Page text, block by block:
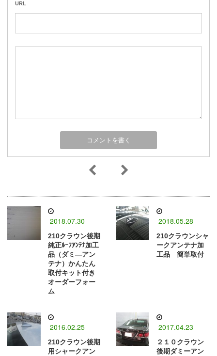
URL
2018.07.30
210クラウン後期
純正ﾙｰﾌｱﾝﾃﾅ加工
品（ダミ―アン
テナ）かんたん
取付キット付き
オーダーフォー
ム
2018.05.28
210クラウンシャ
ークアンテナ加
工品 簡単取付
2016.02.25
210クラウン後期
用シャークアン
2017.04.23
２１０クラウン
後期ダミーアン